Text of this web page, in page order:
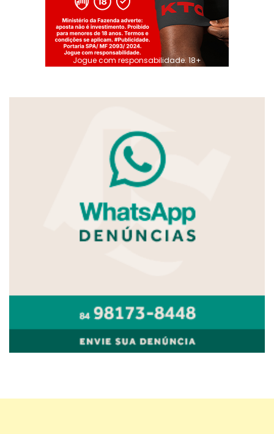
Jogue com responsabilidade. 18+